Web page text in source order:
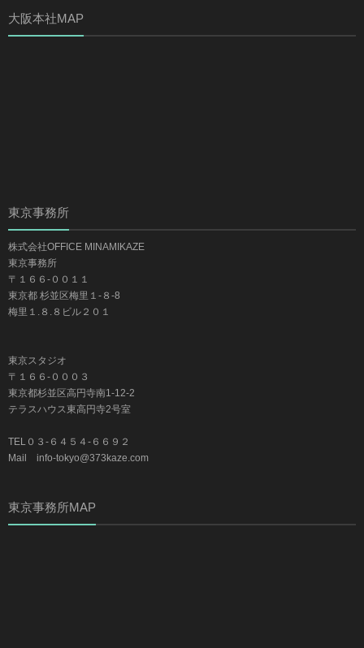
大阪本社MAP
東京事務所
株式会社OFFICE MINAMIKAZE
東京事務所
〒１６６-００１１
東京都 杉並区梅里１-８-8
梅里１.８.８ビル２０１
東京スタジオ
〒１６６-０００３
東京都杉並区高円寺南1-12-2
テラスハウス東高円寺2号室
TEL０３-６４５４-６６９２
Mail info-tokyo@373kaze.com
東京事務所MAP